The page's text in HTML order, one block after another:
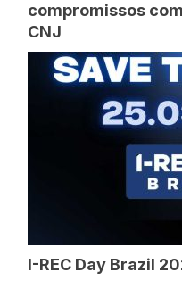
compromissos
CNJ
I-REC Day Brazil